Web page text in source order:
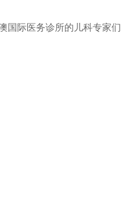
国际医务诊所的儿科专家们